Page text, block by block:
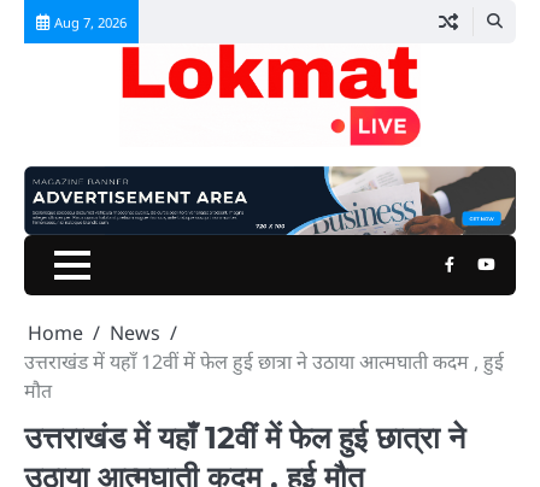
Skip
Aug 7, 2026
Facebook
Home
News
उत्तराखंड में यहाँ 12वीं में फेल हुई छात्रा ने उठाया आत्मघाती कदम , हुई
मौत
उत्तराखंड में यहाँ 12वीं में फेल हुई छात्रा ने
उठाया आत्मघाती कदम , हुई मौत